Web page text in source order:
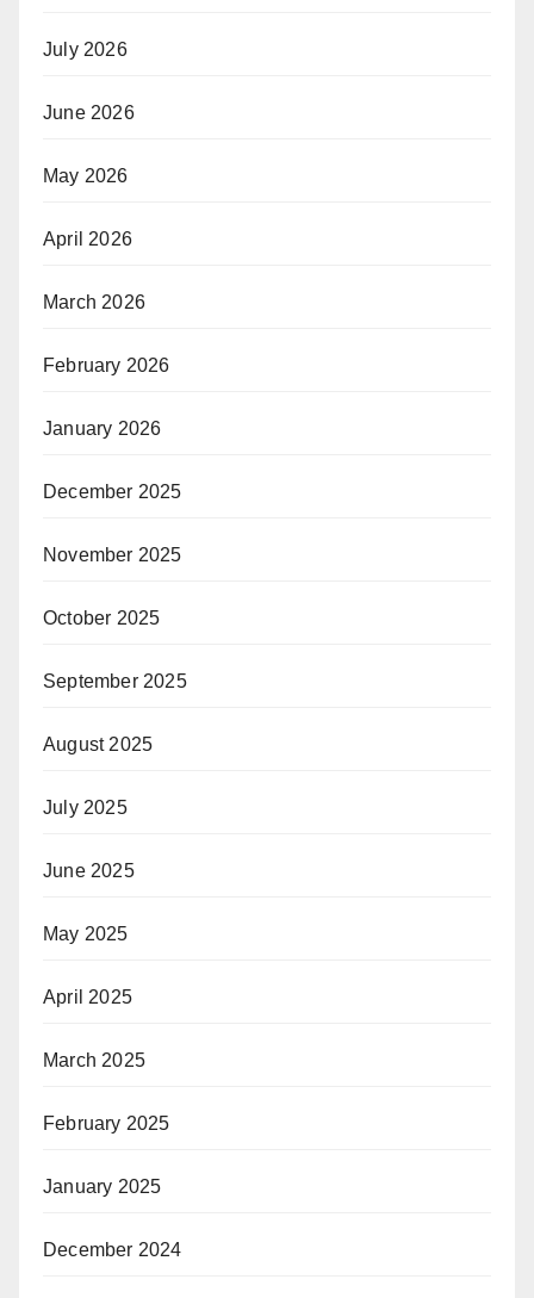
July 2026
June 2026
May 2026
April 2026
March 2026
February 2026
January 2026
December 2025
November 2025
October 2025
September 2025
August 2025
July 2025
June 2025
May 2025
April 2025
March 2025
February 2025
January 2025
December 2024